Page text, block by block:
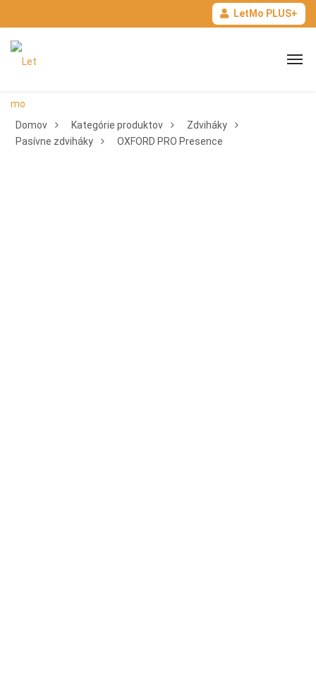
LetMo PLUS+
Domov Kategórie produktov
Zdviháky
Pasívne zdviháky
OXFORD PRO Presence